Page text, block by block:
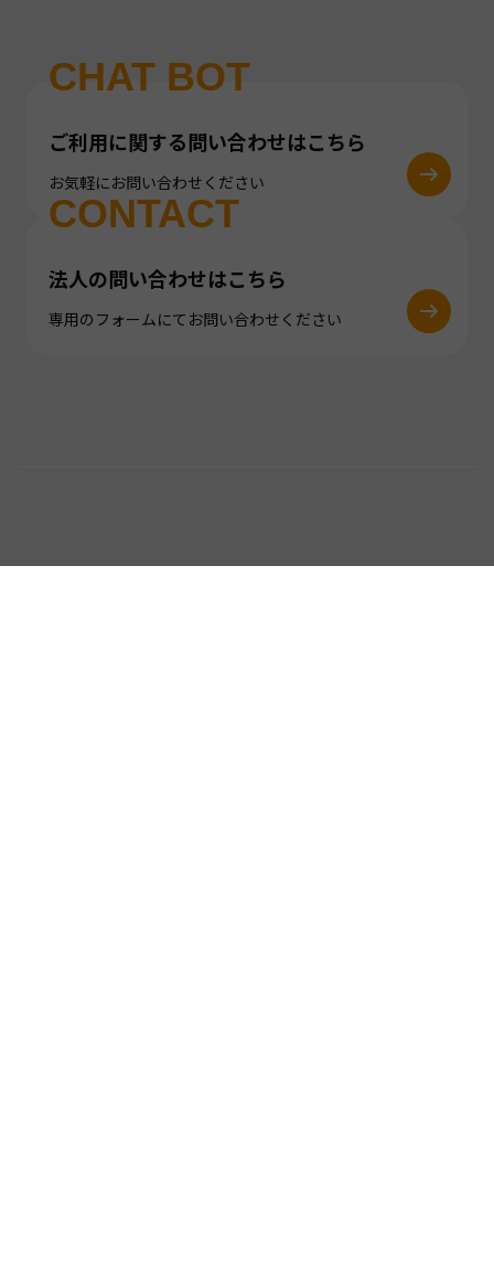
CHAT BOT
ご利用に関する問い合わせはこちら
お気軽にお問い合わせください
CONTACT
法人の問い合わせはこちら
専用のフォームにてお問い合わせください